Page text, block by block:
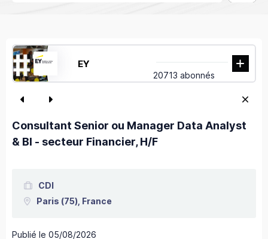
EY
20713 abonnés
Consultant Senior ou Manager Data Analyst
& BI - secteur Financier, H/F
CDI
Paris (75), France
Publié le 05/08/2026